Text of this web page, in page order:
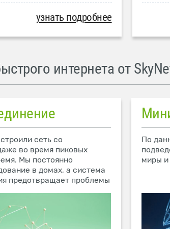
узнать подробнее
интернета от
сеть со
во время пиковых
Мы постоянно
в домах, а система
предотвращает проблемы
По
миры и